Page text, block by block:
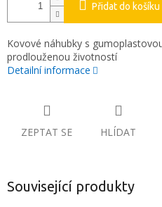
Přidat do košíku
Kovové náhubky s
prodlouženou životností
Detailní informace
ZEPTAT SE HLÍDAT
Související produkty